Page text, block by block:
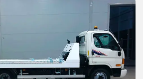
Чашниково
Чемодурово
Чёрная